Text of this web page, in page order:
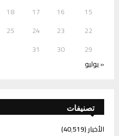
15
16
17
18
22
23
24
25
29
30
31
« يوليو
تصنيفات
الأخبار(40٬519)